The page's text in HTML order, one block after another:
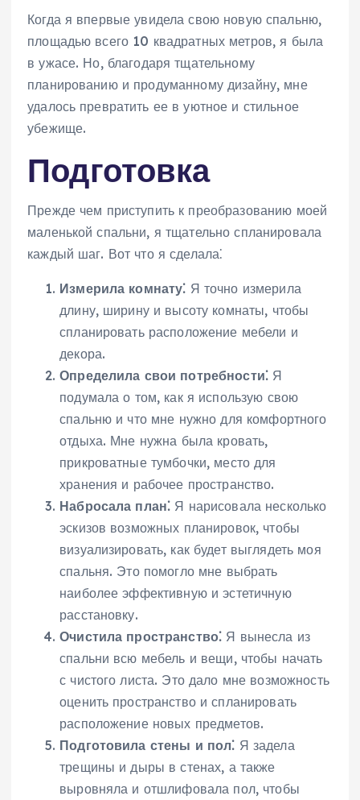
Когда я впервые увидела свою новую спальню,
площадью всего 10 квадратных метров, я была
в ужасе. Но, благодаря тщательному
планированию и продуманному дизайну, мне
удалось превратить ее в уютное и стильное
убежище.
Подготовка
Прежде чем приступить к преобразованию моей
маленькой спальни, я тщательно спланировала
каждый шаг. Вот что я сделала⁚
Измерила комнату⁚ Я точно измерила
длину, ширину и высоту комнаты, чтобы
спланировать расположение мебели и
декора.
Определила свои потребности⁚ Я
подумала о том, как я использую свою
спальню и что мне нужно для комфортного
отдыха. Мне нужна была кровать,
прикроватные тумбочки, место для
хранения и рабочее пространство.
Набросала план⁚ Я нарисовала несколько
эскизов возможных планировок, чтобы
визуализировать, как будет выглядеть моя
спальня. Это помогло мне выбрать
наиболее эффективную и эстетичную
расстановку.
Очистила пространство⁚ Я вынесла из
спальни всю мебель и вещи, чтобы начать
с чистого листа. Это дало мне возможность
оценить пространство и спланировать
расположение новых предметов.
Подготовила стены и пол⁚ Я задела
трещины и дыры в стенах, а также
выровняла и отшлифовала пол, чтобы